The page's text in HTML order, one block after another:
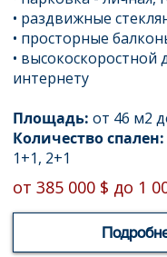
• раздвижные
• просторные
• высокоскоростной
интернету
Площадь: от 46 м2
Количество спален:
1+1, 2+1​
от 385 000 $ до 1